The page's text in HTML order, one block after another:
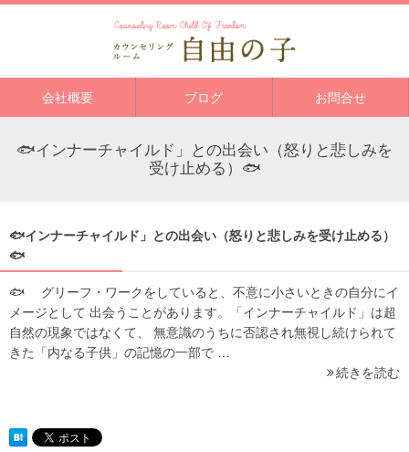
会社概要 ブログ お問合せ
🐟インナーチャイルド」との出会い（怒りと悲しみを
受け止める）🐟
🐟インナーチャイルド」との出会い（怒りと悲しみを受け止める）
🐟
🐟 グリーフ・ワークをしていると、不意に小さいときの自分にイ
メージとして 出会うことがあります。「インナーチャイルド」は超
自然の現象ではなくて、 無意識のうちに否認され無視し続けられて
きた「内なる子供」の記憶の一部で …
続きを読む